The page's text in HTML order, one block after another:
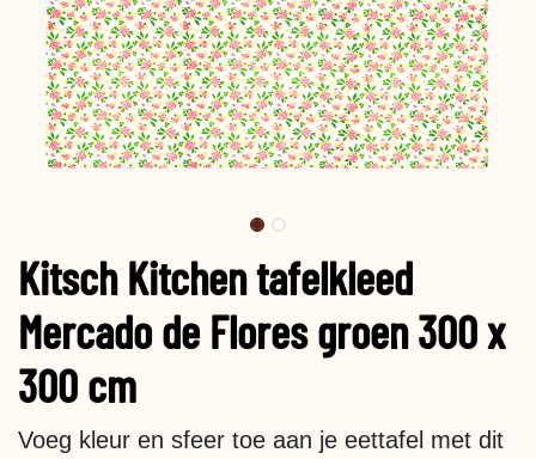
Kitsch Kitchen tafelkleed
Mercado de Flores groen 300 x
300 cm
Voeg kleur en sfeer toe aan je eettafel met dit